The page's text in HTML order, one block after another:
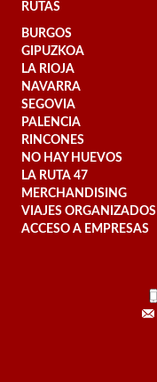
RUTAS
BURGOS
GIPUZKOA
LA RIOJA
NAVARRA
SEGOVIA
PALENCIA
RINCONES
NO HAY HUEVOS
LA RUTA 47
MERCHANDISING
VIAJES ORGANIZADOS
ACCESO A EMPRESAS